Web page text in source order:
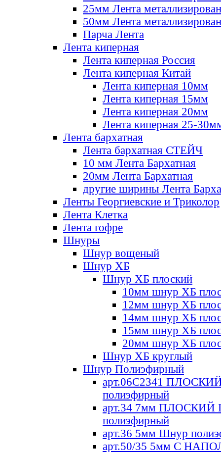
25мм Лента
50мм Лента
Парча Лента
Лента киперная
Лента киперная Россия
Лента киперная Китай
Лента киперная 10мм
Лента киперная 15мм
Лента киперная 20мм
Лента киперная 25-
Лента бархатная
Лента бархатная СТЕЙЧ
10 мм Лента Бархатная
20мм Лента Бархатная
другие ширины Лента
Ленты Георгиевские и Триколор
Лента Клетка
Лента гофре
Шнуры
Шнур вощеный
Шнур ХБ
Шнур ХБ плоский
10мм шнур ХБ
12мм шнур ХБ
14мм шнур ХБ
15мм шнур ХБ
20мм шнур ХБ
Шнур ХБ круглый
Шнур Полиэфирный
арт.06С2341
полиэфирный
арт.34 7мм ПЛОСКИЙ
полиэфирный
арт.36 5мм Шнур
арт.50/35 5мм С